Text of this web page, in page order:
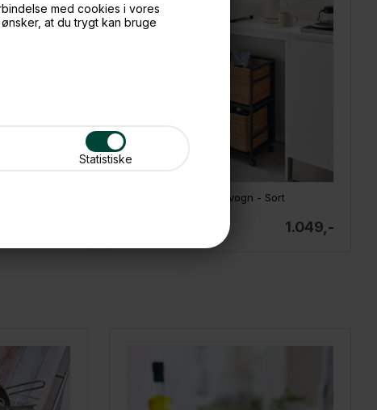
med cookies i vores
at du trygt kan bruge
Statistiske
Yamazaki åben rullevogn - Sort
1.049,-